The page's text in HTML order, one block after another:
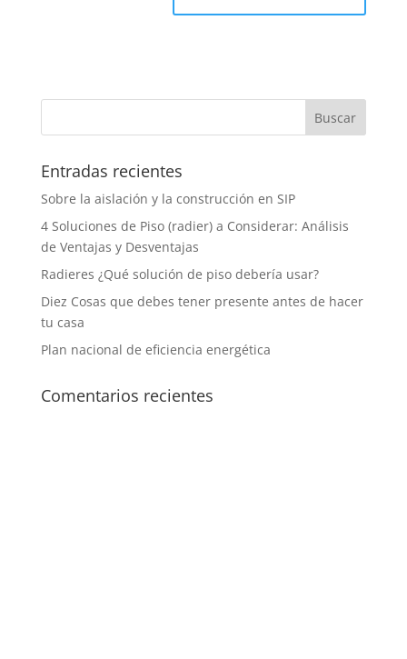
Entradas recientes
Sobre la aislación y la construcción en SIP
4 Soluciones de Piso (radier) a Considerar: Análisis
de Ventajas y Desventajas
Radieres ¿Qué solución de piso debería usar?
Diez Cosas que debes tener presente antes de hacer
tu casa
Plan nacional de eficiencia energética
Comentarios recientes